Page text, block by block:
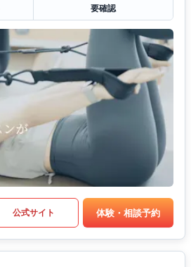
要確認
公式サイト 体験・相談予約